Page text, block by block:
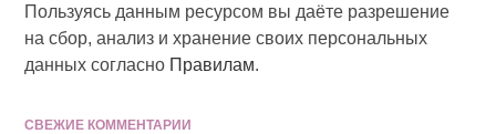
Пользуясь данным ресурсом вы даёте разрешение
на сбор, анализ и хранение своих персональных
данных согласно Правилам.
СВЕЖИЕ КОММЕНТАРИИ